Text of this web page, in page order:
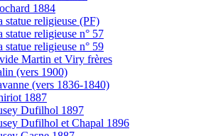
1884
statue religieuse (PF)
statue religieuse n° 57
statue religieuse n° 59
Martin et Viry frères
(vers 1900)
(vers 1836-1840)
1887
Dufilhol 1897
Dufilhol et Chapal 1896